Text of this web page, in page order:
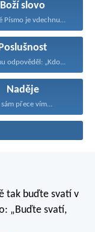
Boží slovo
Veškeré Písmo je vdechnuté...
odpověděl: „Kdo...
Naděje
sám přece vím...
tak buďte svatí v
„Buďte svatí,